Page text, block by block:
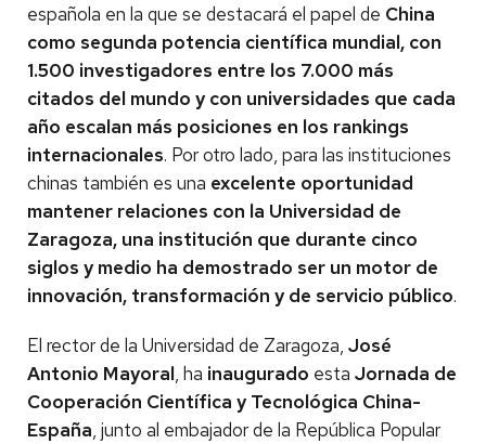
española en la que se destacará el papel de China
como segunda potencia científica mundial, con
1.500 investigadores entre los 7.000 más
citados del mundo y con universidades que cada
año escalan más posiciones en los rankings
internacionales. Por otro lado, para las instituciones
chinas también es una excelente oportunidad
mantener relaciones con la Universidad de
Zaragoza, una institución que durante cinco
siglos y medio ha demostrado ser un motor de
innovación, transformación y de servicio público.
El rector de la Universidad de Zaragoza, José
Antonio Mayoral, ha inaugurado esta Jornada de
Cooperación Científica y Tecnológica China-
España, junto al embajador de la República Popular